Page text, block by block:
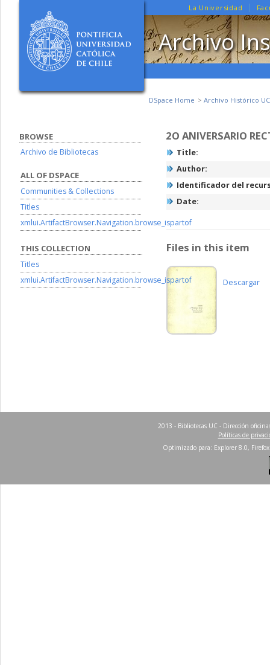
La Universidad
Archivo
DSpace Home Archivo Histórico UC
2O ANIVERSARIO
Title:
Author:
Identificador del
Date:
Files in this item
Descargar
BROWSE
Archivo de Bibliotecas
ALL OF DSPACE
Communities & Collections
Titles
xmlui.ArtifactBrowser.Navigation.browse_ispartof
THIS COLLECTION
Titles
xmlui.ArtifactBrowser.Navigation.browse_ispartof
2013 - Bibliotecas UC - Dirección
Políticas de
Optimizado para: Explorer 8.0,